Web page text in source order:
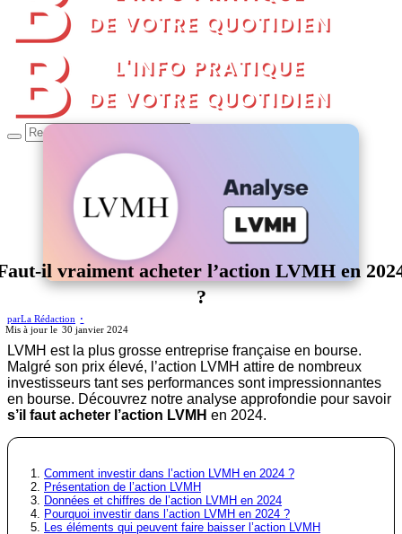
il vraiment acheter l’action LVMH en
?
parLa Rédaction
30 janvier 2024
LVMH est la plus grosse entreprise française en bourse.
Malgré son prix élevé, l’action LVMH attire de nombreux
investisseurs tant ses performances sont impressionnantes
en bourse. Découvrez notre analyse approfondie pour savoir
s’il faut acheter l’action LVMH en 2024.
Comment investir dans l’action LVMH en 2024 ?
Présentation de l’action LVMH
Données et chiffres de l’action LVMH en 2024
Pourquoi investir dans l’action LVMH en 2024 ?
Les éléments qui peuvent faire baisser l’action LVMH